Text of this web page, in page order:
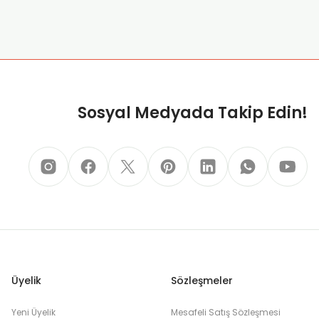
Sosyal Medyada Takip Edin!
Üyelik
Yeni Üyelik
Sözleşmeler
Mesafeli Satış Sözleşmesi